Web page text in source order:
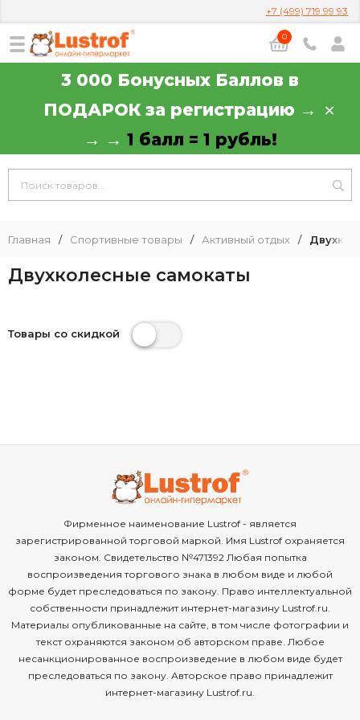
+7 (499) 719 99 93
0
3 000 Бонусных Баллов в
ПОДАРОК за регистрацию →
→ → 1 балл = 1 рубль!
Главная / Спортивные товары / Активный отдых /
Двухколесные самокаты
Товары со скидкой
Фирменное наименование Lustrof - является
зарегистрированной торговой маркой. Имя Lustrof охраняется
законом. Свидетельство №471392 Любая попытка
воспроизведения торгового знака в любом виде и любой
форме будет преследоваться по закону. Право интеллектуальной
собственности принадлежит интернет-магазину Lustrof.ru.
Материалы опубликованные на сайте, в том числе фотографии и
текст охраняются законом об авторском праве. Любое
несанкционированное воспроизведение в любом виде будет
преследоваться по закону. Авторское право принадлежит
интернет-магазину Lustrof.ru.